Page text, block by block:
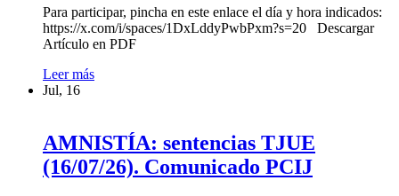
Para participar, pincha en este enlace el día y hora indicados:
https://x.com/i/spaces/1DxLddyPwbPxm?s=20 Descargar
Artículo en PDF
Leer másEspacio
(Tribunales
de
Instancia)
Jul, 16
AMNISTÍA: sentencias TJUE
(16/07/26). Comunicado PCIJ